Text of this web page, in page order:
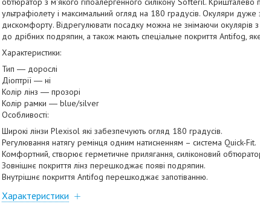
ультрафіолету і максимальний огляд на 180 градусів. Окуляри дуже
дискомфорту. Відрегулювати посадку можна не знімаючи окулярів з
до дрібних подряпин, а також мають спеціальне покриття Antifog,
Характеристики:
Тип ― дорослі
Діоптрії ― ні
Колір лінз ― прозорі
Колір рамки ― blue/silver
Особливості:
Широкі лінзи Plexisol які забезпечують огляд 180 градусів.
Регулювання натягу ремінця одним натисненням – система Quick-Fit.
Комфортний, створює герметичне прилягання, силіконовий
Зовнішнє покриття лінз перешкоджає появі подряпин.
Внутрішнє покриття Antifog перешкоджає запотіванню.
Характеристики